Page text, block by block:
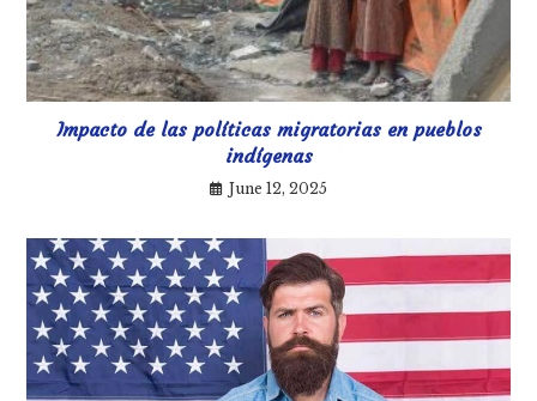
Impacto de las políticas migratorias en pueblos
indígenas
June 12, 2025